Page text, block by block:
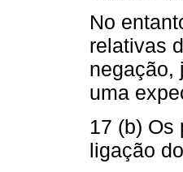
No
relativas
negação,
uma
17 (b) Os
ligação